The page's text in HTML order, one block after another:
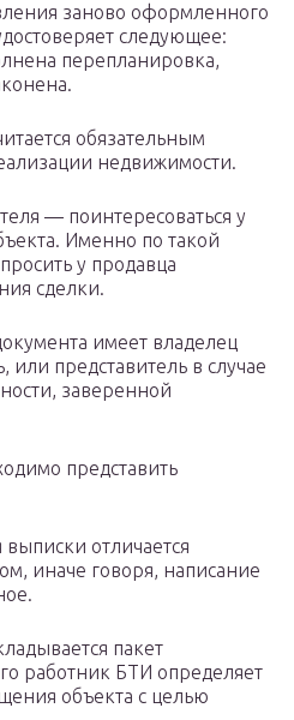
заново оформленного
следующее:
перепланировка,
обязательным
недвижимости.
— поинтересоваться у
Именно по такой
у продавца
сделки.
имеет владелец
или представитель в случае
заверенной
представить
отличается
иначе говоря, написание
пакет
работник БТИ определяет
объекта с целью